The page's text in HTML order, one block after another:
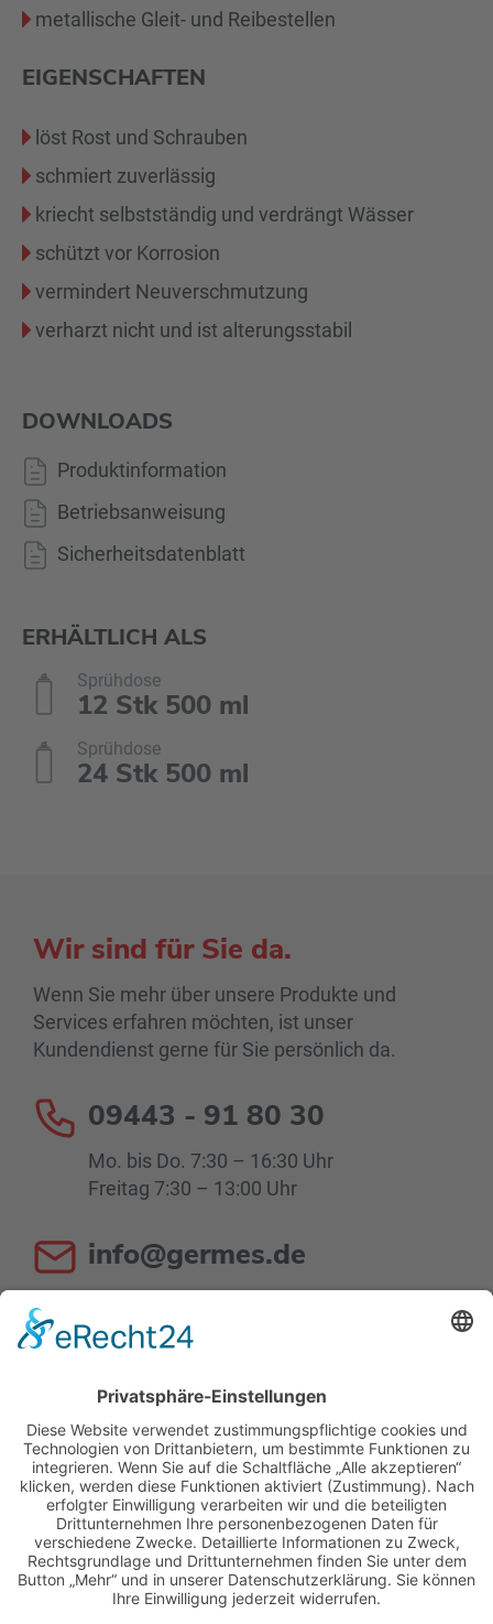
metallische Gleit- und Reibestellen
EIGENSCHAFTEN
löst Rost und Schrauben
schmiert zuverlässig
kriecht selbstständig und verdrängt Wässer
schützt vor Korrosion
vermindert Neuverschmutzung
verharzt nicht und ist alterungsstabil
DOWNLOADS
Produktinformation
Betriebsanweisung
Sicherheitsdatenblatt
ERHÄLTLICH ALS
Sprühdose
12 Stk 500 ml
Sprühdose
24 Stk 500 ml
Wir sind für Sie da.
Wenn Sie mehr über unsere Produkte und
Services erfahren möchten, ist unser
Kundendienst gerne für Sie persönlich da.
09443 - 91 80 30
Mo. bis Do. 7:30 – 16:30 Uhr
Freitag 7:30 – 13:00 Uhr
info@germes.de
Fr. 8:00 – 13:00 Uhr
Zertifiziert nach DIN EN ISO 9001:2015